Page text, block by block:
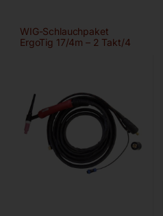
WIG-Schlauchpaket
ErgoTig 17/4m – 2 Takt/4